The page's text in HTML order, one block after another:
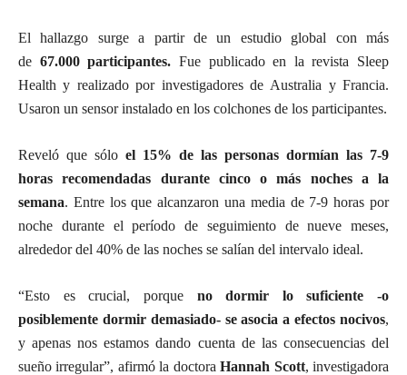
El hallazgo surge a partir de un estudio global con más
de 67.000 participantes. Fue publicado en la revista Sleep
Health y realizado por investigadores de Australia y Francia.
Usaron un sensor instalado en los colchones de los participantes.
Reveló que sólo el 15% de las personas dormían las 7-9
horas recomendadas durante cinco o más noches a la
semana. Entre los que alcanzaron una media de 7-9 horas por
noche durante el período de seguimiento de nueve meses,
alrededor del 40% de las noches se salían del intervalo ideal.
“Esto es crucial, porqueno dormir lo suficiente -o
posiblemente dormir demasiado- se asocia a efectos nocivos,
y apenas nos estamos dando cuenta de las consecuencias del
sueño irregular”, afirmó la doctoraHannah Scott, investigadora